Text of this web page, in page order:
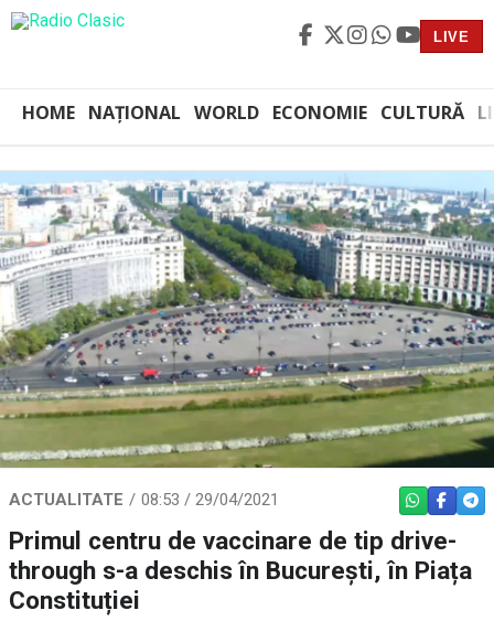
LIVE
HOME NAȚIONAL WORLD ECONOMIE CULTURĂ
ACTUALITATE 08:53 / 29/04/2021 WHATSAPP
Primul centru de vaccinare de tip drive-
through s-a deschis în București, în Piața
Constituției